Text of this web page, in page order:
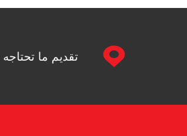
تقديم ما